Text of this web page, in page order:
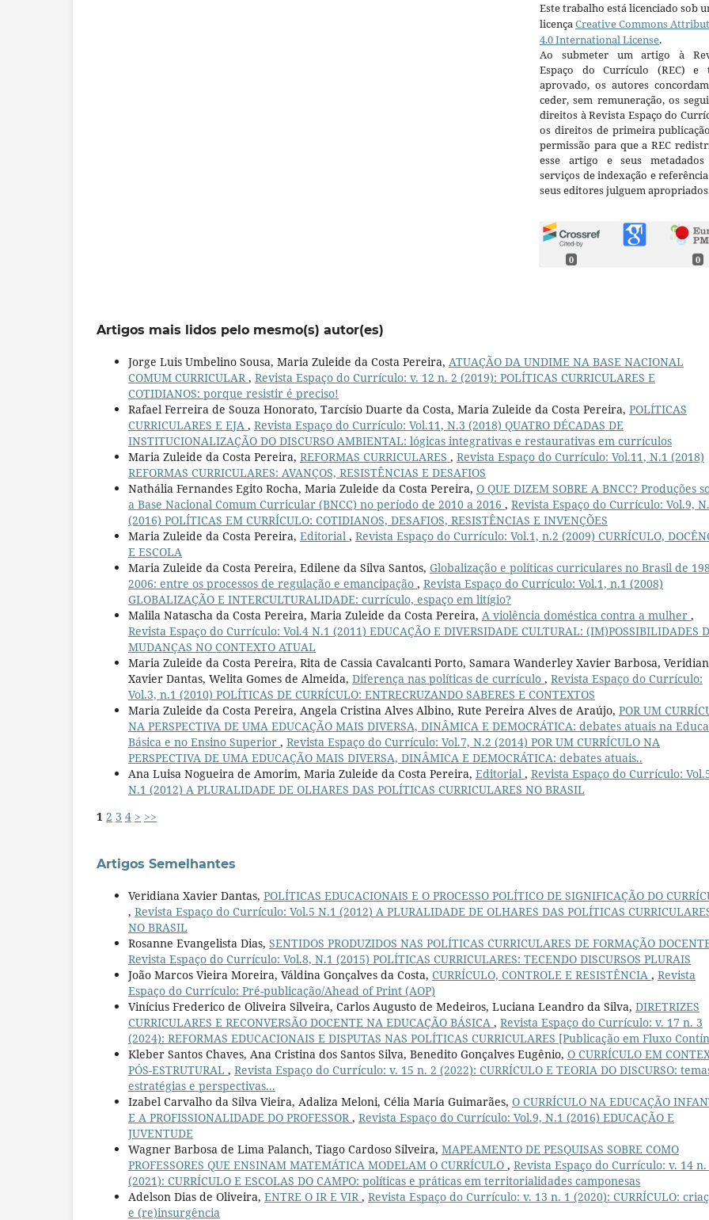
Este trabalho está licenciado sob
licençaCreative Commons
4.0 International License.
Ao submeter um artigo à
Espaço do Currículo (REC) e
aprovado, os autores
ceder, sem remuneração, os
direitos à Revista Espaço do
os direitos de primeira
permissão para que a REC
esse artigo e seus metadados
serviços de indexação e
seus editores julguem
0 0
Artigos mais lidos pelo mesmo(s) autor(es)
Jorge Luis Umbelino Sousa, Maria Zuleide da Costa Pereira, ATUAÇÃO DA UNDIME NA BASE NACIONAL
COMUM CURRICULAR, Revista Espaço do Currículo: v. 12 n. 2 (2019): POLÍTICAS CURRICULARES E
COTIDIANOS: porque resistir é preciso!
Rafael Ferreira de Souza Honorato, Tarcísio Duarte da Costa, Maria Zuleide da Costa Pereira, POLÍTICAS
CURRICULARES E EJA , Revista Espaço do Currículo: Vol.11, N.3 (2018) QUATRO DÉCADAS DE
INSTITUCIONALIZAÇÃO DO DISCURSO AMBIENTAL: lógicas integrativas e restaurativas em currículos
Maria Zuleide da Costa Pereira, REFORMAS CURRICULARES , Revista Espaço do Currículo: Vol.11, N.1 (2018)
REFORMAS CURRICULARES: AVANÇOS, RESISTÊNCIAS E DESAFIOS
Nathália Fernandes Egito Rocha, Maria Zuleide da Costa Pereira, O QUE DIZEM SOBRE A BNCC? Produções
a Base Nacional Comum Curricular (BNCC) no período de 2010 a 2016 , Revista Espaço do Currículo: Vol.9,
(2016) POLÍTICAS EM CURRÍCULO: COTIDIANOS, DESAFIOS, RESISTÊNCIAS E INVENÇÕES
Maria Zuleide da Costa Pereira, Editorial , Revista Espaço do Currículo: Vol.1, n.2 (2009) CURRÍCULO,
E ESCOLA
Maria Zuleide da Costa Pereira, Edilene da Silva Santos, Globalização e políticas curriculares no Brasil de
2006: entre os processos de regulação e emancipação , Revista Espaço do Currículo: Vol.1, n.1 (2008)
GLOBALIZAÇÃO E INTERCULTURALIDADE: currículo, espaço em litígio?
Malila Natascha da Costa Pereira, Maria Zuleide da Costa Pereira, A violência doméstica contra a mulher ,
Revista Espaço do Currículo: Vol.4 N.1 (2011) EDUCAÇÃO E DIVERSIDADE CULTURAL: (IM)POSSIBILIDADES
MUDANÇAS NO CONTEXTO ATUAL
Maria Zuleide da Costa Pereira, Rita de Cassia Cavalcanti Porto, Samara Wanderley Xavier Barbosa,
Xavier Dantas, Welita Gomes de Almeida, Diferença nas políticas de currículo , Revista Espaço do Currículo:
Vol.3, n.1 (2010) POLÍTICAS DE CURRÍCULO: ENTRECRUZANDO SABERES E CONTEXTOS
Maria Zuleide da Costa Pereira, Angela Cristina Alves Albino, Rute Pereira Alves de Araújo, POR UM
NA PERSPECTIVA DE UMA EDUCAÇÃO MAIS DIVERSA, DINÂMICA E DEMOCRÁTICA: debates atuais na
Básica e no Ensino Superior , Revista Espaço do Currículo: Vol.7, N.2 (2014) POR UM CURRÍCULO NA
PERSPECTIVA DE UMA EDUCAÇÃO MAIS DIVERSA, DINÂMICA E DEMOCRÁTICA: debates atuais..
Ana Luisa Nogueira de Amorim, Maria Zuleide da Costa Pereira, Editorial , Revista Espaço do Currículo:
N.1 (2012) A PLURALIDADE DE OLHARES DAS POLÍTICAS CURRICULARES NO BRASIL
1 2 3 4 > >>
Artigos Semelhantes
Veridiana Xavier Dantas, POLÍTICAS EDUCACIONAIS E O PROCESSO POLÍTICO DE SIGNIFICAÇÃO DO
, Revista Espaço do Currículo: Vol.5 N.1 (2012) A PLURALIDADE DE OLHARES DAS POLÍTICAS
NO BRASIL
Rosanne Evangelista Dias, SENTIDOS PRODUZIDOS NAS POLÍTICAS CURRICULARES DE FORMAÇÃO
Revista Espaço do Currículo: Vol.8, N.1 (2015) POLÍTICAS CURRICULARES: TECENDO DISCURSOS PLURAIS
João Marcos Vieira Moreira, Váldina Gonçalves da Costa, CURRÍCULO, CONTROLE E RESISTÊNCIA , Revista
Espaço do Currículo: Pré-publicação/Ahead of Print (AOP)
Vinícius Frederico de Oliveira Silveira, Carlos Augusto de Medeiros, Luciana Leandro da Silva, DIRETRIZES
CURRICULARES E RECONVERSÃO DOCENTE NA EDUCAÇÃO BÁSICA , Revista Espaço do Currículo: v. 17 n. 3
(2024): REFORMAS EDUCACIONAIS E DISPUTAS NAS POLÍTICAS CURRICULARES [Publicação em Fluxo
Kleber Santos Chaves, Ana Cristina dos Santos Silva, Benedito Gonçalves Eugênio, O CURRÍCULO EM
PÓS-ESTRUTURAL , Revista Espaço do Currículo: v. 15 n. 2 (2022): CURRÍCULO E TEORIA DO DISCURSO:
estratégias e perspectivas...
Izabel Carvalho da Silva Vieira, Adaliza Meloni, Célia Maria Guimarães, O CURRÍCULO NA EDUCAÇÃO
E A PROFISSIONALIDADE DO PROFESSOR, Revista Espaço do Currículo: Vol.9, N.1 (2016) EDUCAÇÃO E
JUVENTUDE
Wagner Barbosa de Lima Palanch, Tiago Cardoso Silveira, MAPEAMENTO DE PESQUISAS SOBRE COMO
PROFESSORES QUE ENSINAM MATEMÁTICA MODELAM O CURRÍCULO , Revista Espaço do Currículo: v. 14 n.
(2021): CURRÍCULO E ESCOLAS DO CAMPO: políticas e práticas em territorialidades camponesas
Adelson Dias de Oliveira, ENTRE O IR E VIR, Revista Espaço do Currículo: v. 13 n. 1 (2020): CURRÍCULO:
e (re)insurgência